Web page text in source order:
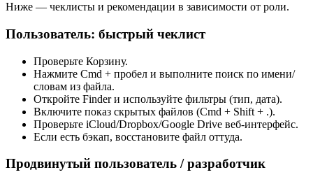
Ниже — чеклисты и рекомендации в зависимости от роли.
Пользователь: быстрый чеклист
Проверьте Корзину.
Нажмите Cmd + пробел и выполните поиск по имени/
словам из файла.
Откройте Finder и используйте фильтры (тип, дата).
Включите показ скрытых файлов (Cmd + Shift + .).
Проверьте iCloud/Dropbox/Google Drive веб-интерфейс.
Если есть бэкап, восстановите файл оттуда.
Продвинутый пользователь / разработчик